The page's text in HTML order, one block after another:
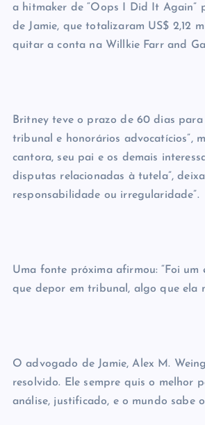
a hitmaker de “Oops I Did It Again”
de Jamie, que totalizaram US$ 2,12
quitar a conta na Willkie Farr and
Britney teve o prazo de 60 dias
tribunal e honorários advocatícios”,
cantora, seu pai e os demais
disputas relacionadas à tutela”,
responsabilidade ou irregularidade”.
Uma fonte próxima afirmou: “Foi
que depor em tribunal, algo que ela
O advogado de Jamie, Alex M.
resolvido. Ele sempre quis o melhor
análise, justificado, e o mundo sabe